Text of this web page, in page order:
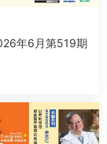
年6月第519期